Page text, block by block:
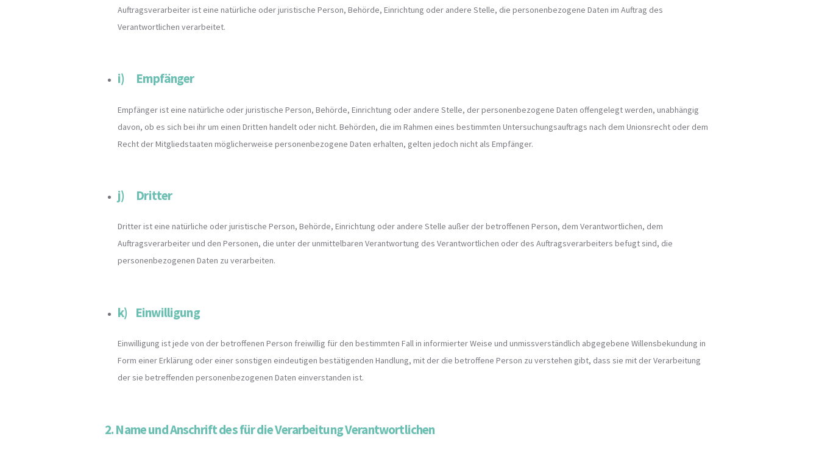
Auftragsverarbeiter ist eine natürliche oder juristische Person, Behörde, Einrichtung oder andere Stelle, die personenbezogene Daten im Auftrag des
Verantwortlichen verarbeitet.
i) Empfänger
Empfänger ist eine natürliche oder juristische Person, Behörde, Einrichtung oder andere Stelle, der personenbezogene Daten offengelegt werden, unabhängig
davon, ob es sich bei ihr um einen Dritten handelt oder nicht. Behörden, die im Rahmen eines bestimmten Untersuchungsauftrags nach dem Unionsrecht oder dem
Recht der Mitgliedstaaten möglicherweise personenbezogene Daten erhalten, gelten jedoch nicht als Empfänger.
j) Dritter
Dritter ist eine natürliche oder juristische Person, Behörde, Einrichtung oder andere Stelle außer der betroffenen Person, dem Verantwortlichen, dem
Auftragsverarbeiter und den Personen, die unter der unmittelbaren Verantwortung des Verantwortlichen oder des Auftragsverarbeiters befugt sind, die
personenbezogenen Daten zu verarbeiten.
k) Einwilligung
Einwilligung ist jede von der betroffenen Person freiwillig für den bestimmten Fall in informierter Weise und unmissverständlich abgegebene Willensbekundung in
Form einer Erklärung oder einer sonstigen eindeutigen bestätigenden Handlung, mit der die betroffene Person zu verstehen gibt, dass sie mit der Verarbeitung
der sie betreffenden personenbezogenen Daten einverstanden ist.
2. Name und Anschrift des für die Verarbeitung Verantwortlichen